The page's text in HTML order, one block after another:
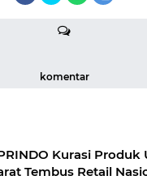
komentar
Kurasi Produk
Tembus Retail